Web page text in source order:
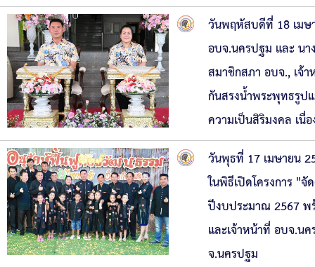
วันพฤหัสบดีที่ 18 เม
อบจ.นครปฐม และ นา
สมาชิกสภา อบจ., เจ้
กันสรงน้ำพระพุทธรูป
ความเป็นสิริมงคล เนื่
วันพุธที่ 17 เมษายน
ในพิธีเปิดโครงการ "
ปีงบประมาณ 2567 พ
และเจ้าหน้าที่ อบจ.น
จ.นครปฐม